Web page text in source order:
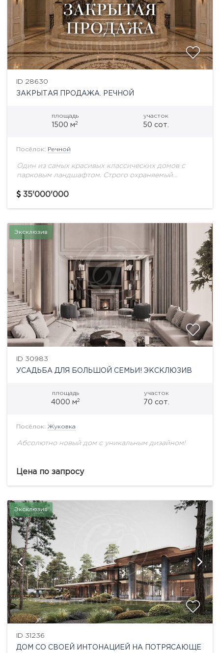
ID 28630
ЗАКРЫТАЯ ПРОДАЖА. РЕЧНОЙ
площадь
1500 м2
участок
50 сот.
Посёлок: Речной
Один из самых красивых классических домов с
парковым ландшафтом. Строго охраняемый
отделка интерьеров, натуральные материалы,
35'000'000
Эксклюзив
ID 30983
УСАДЬБА ДЛЯ БОЛЬШОЙ СЕМЬИ! ЭКСКЛЮЗИВ
площадь
4000 м2
участок
70 сот.
Посёлок: Жуковка
Абсолютно новый дом с уникальным дизайном!
Цена по запросу
Эксклюзив
ID 31236
ДОМ СО СВОЕЙ ИНТОНАЦИЕЙ НА ПОТРЯСАЮЩЕ